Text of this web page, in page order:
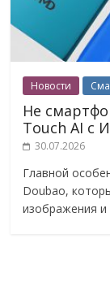
Новости
Не
Touch AI с
30.07.2026
Главной
Doubao,
изображения